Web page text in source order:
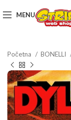
MENU
Početna BONELLI